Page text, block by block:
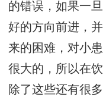
的错误，如果一
好的方向前进，
来的困难，对小
很大的，所以在
除了这些还有很